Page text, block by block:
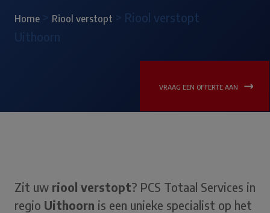
Home Riool verstopt > Riool verstopt
VRAAG EEN OFFERTE AAN
Zit uw riool verstopt? PCS Totaal Services in
regio Uithoorn is een unieke specialist op het